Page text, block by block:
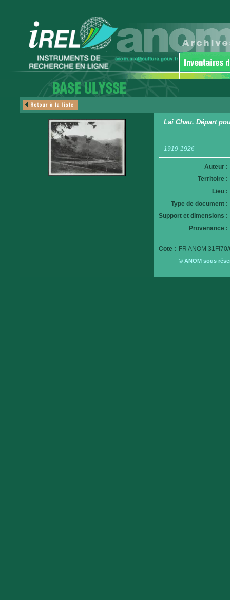
Lai Chau. Départ
1919-1926
Auteur :
Territoire :
Lieu :
Type de document :
Support et dimensions :
Provenance :
Cote : FR ANOM
© ANOM sous